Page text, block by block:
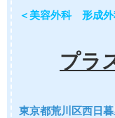
＜美容外科 形成
プラ
東京都荒川区西日